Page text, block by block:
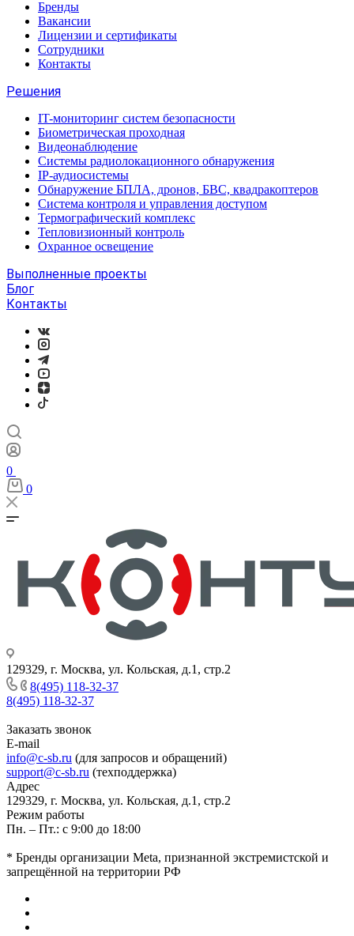
Бренды
Вакансии
Лицензии и сертификаты
Сотрудники
Контакты
Решения
IT-мониторинг систем безопасности
Биометрическая проходная
Видеонаблюдение
Системы радиолокационного обнаружения
IP-аудиосистемы
Обнаружение БПЛА, дронов, БВС, квадракоптеров
Система контроля и управления доступом
Термографический комплекс
Тепловизионный контроль
Охранное освещение
Выполненные проекты
Блог
Контакты
0
0
129329, г. Москва, ул. Кольская, д.1, стр.2
8(495) 118-32-37
8(495) 118-32-37
Заказать звонок
E-mail
info@c-sb.ru (для запросов и обращений)
support@c-sb.ru (техподдержка)
Адрес
129329, г. Москва, ул. Кольская, д.1, стр.2
Режим работы
Пн. – Пт.: с 9:00 до 18:00
* Бренды организации Meta, признанной экстремистской и
запрещённой на территории РФ